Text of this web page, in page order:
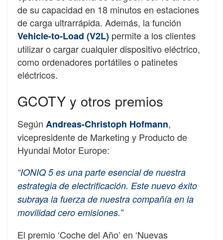
de su capacidad en 18 minutos en estaciones
de carga ultrarrápida. Además, la función
Vehicle-to-Load (V2L) permite a los clientes
utilizar o cargar cualquier dispositivo eléctrico,
como ordenadores portátiles o patinetes
eléctricos.
GCOTY y otros premios
Según Andreas-Christoph Hofmann,
vicepresidente de Marketing y Producto de
Hyundai Motor Europe:
“IONIQ 5 es una parte esencial de nuestra
estrategia de electrificación. Este nuevo éxito
subraya la fuerza de nuestra compañía en la
movilidad cero emisiones.”
El premio ‘Coche del Año’ en ‘Nuevas